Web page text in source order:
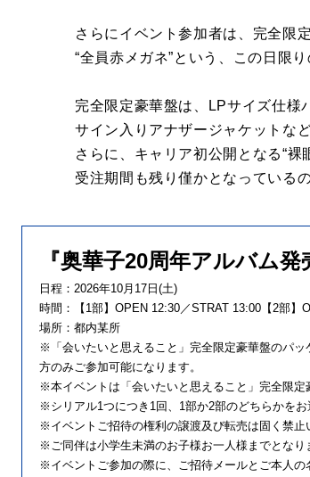
さらにイベント参加者は、完全限
“全員赤メガネ”という、この日限
完全限定豪華盤は、LPサイズ仕
サイン入りアナザージャケットな
さらに、キャリア初公開となる“裸
受注期間も残り僅かとなっている
『奥華子20周年アルバム
日程：2026年10月17日(土)
時間：【1部】OPEN 12:30／STRAT 13:00【2部】
場所：都内某所
※「会いたいと思えること」完全限定豪華盤のパ
方のみご参加可能になります。
※本イベントは「会いたいと思えること」完全限定
※シリアル1つにつき1回、1部か2部のどちらかをお
※イベントご招待の権利の譲渡及び転売は固く禁止
※ご同伴は小学生未満のお子様お一人様までとなり
※イベントご参加の際に、ご招待メールとご本人の